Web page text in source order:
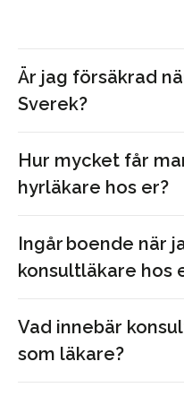
Är jag försäkrad
Sverek?
Hur mycket får
hyrläkare hos er?
Ingår boende när
konsultläkare hos
Vad innebär
som läkare?